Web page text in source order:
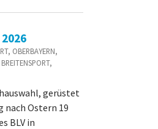
OBERBAYERN,
gerüstet
Ostern 19
BLV in